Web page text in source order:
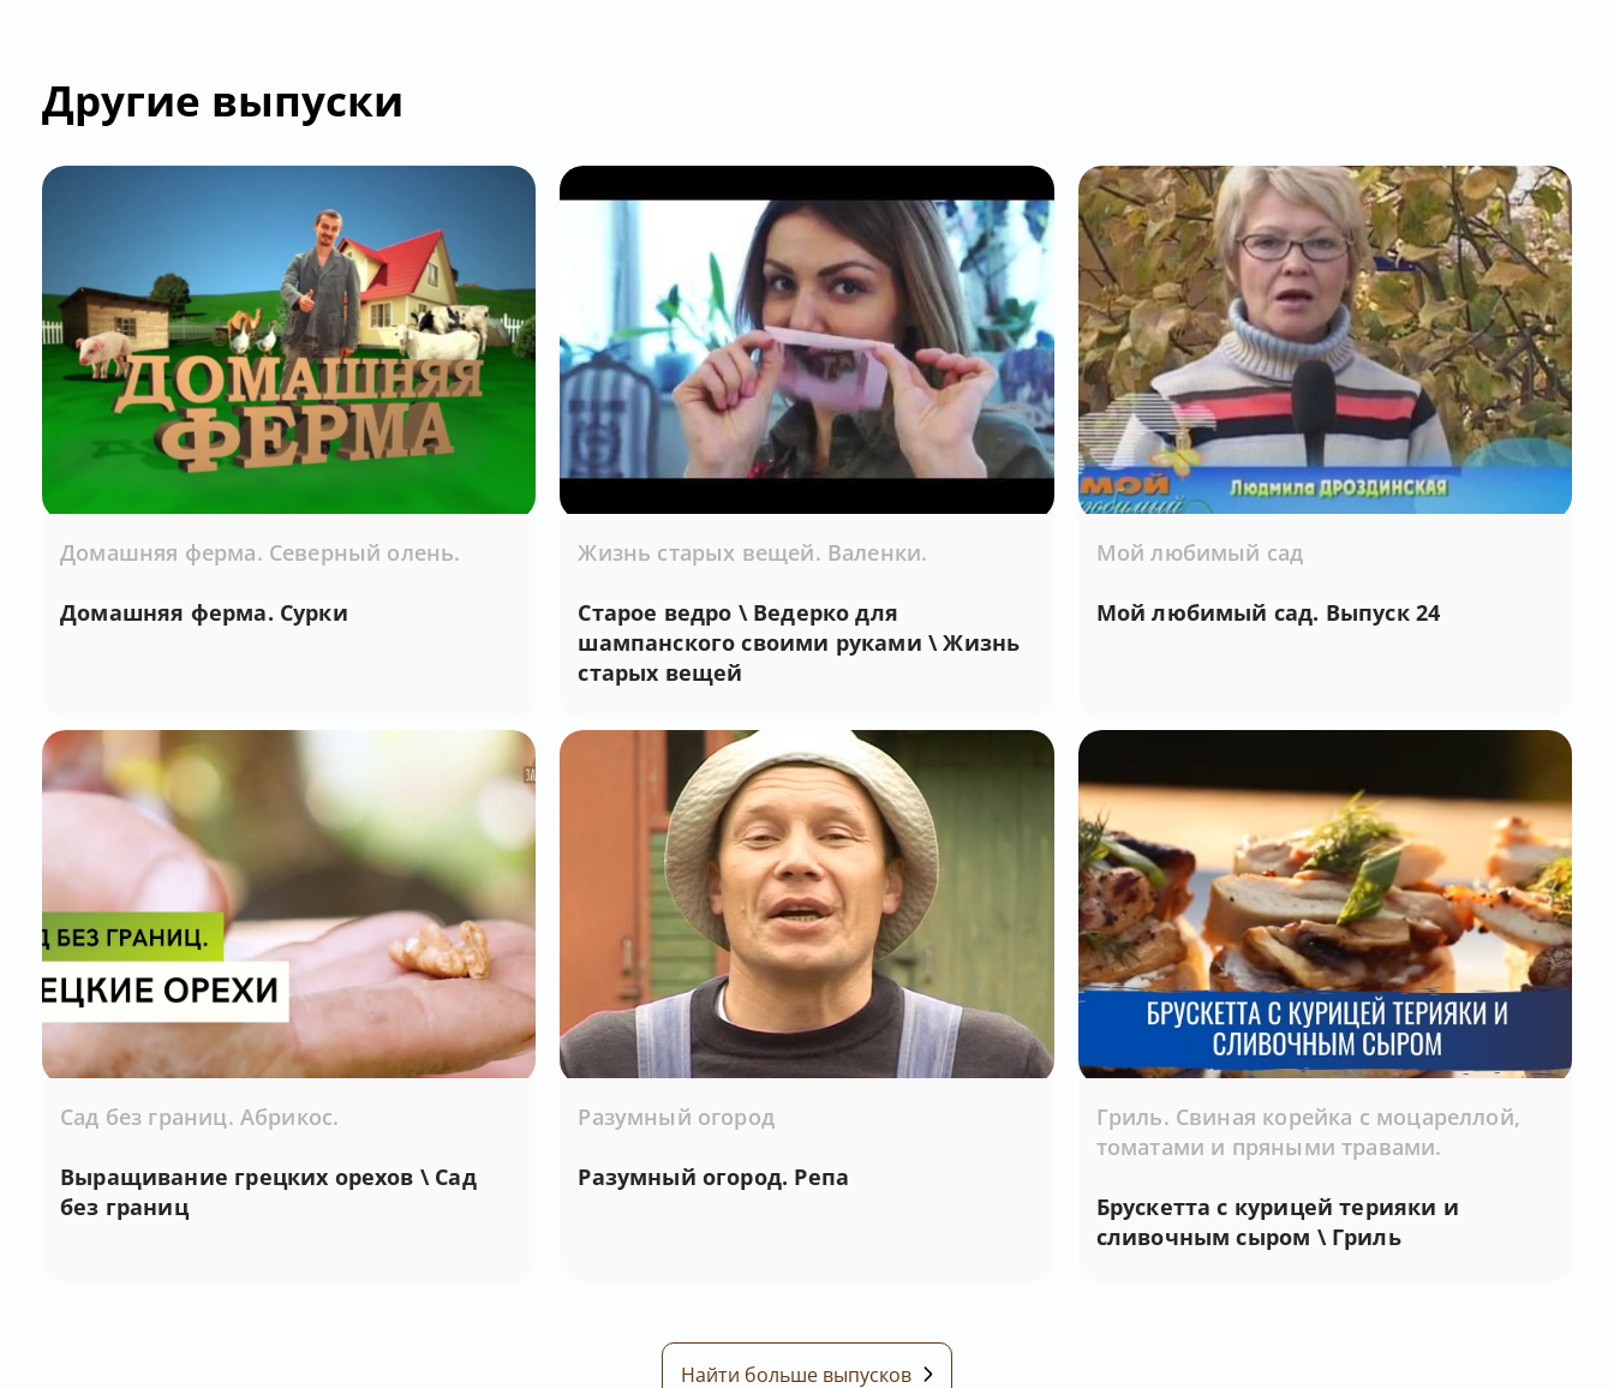
Другие выпуски
Домашняя ферма. Северный олень.
Домашняя ферма. Сурки
Жизнь старых вещей. Валенки.
Старое ведро \ Ведерко для
шампанского своими руками \ Жизнь
старых вещей
Мой любимый сад
Мой любимый сад. Выпуск 24
Сад без границ. Абрикос.
Выращивание грецких орехов \ Сад
без границ
Разумный огород
Разумный огород. Репа
Гриль. Свиная корейка с моцареллой,
томатами и пряными травами.
Брускетта с курицей терияки и
сливочным сыром \ Гриль
Найти больше выпусков